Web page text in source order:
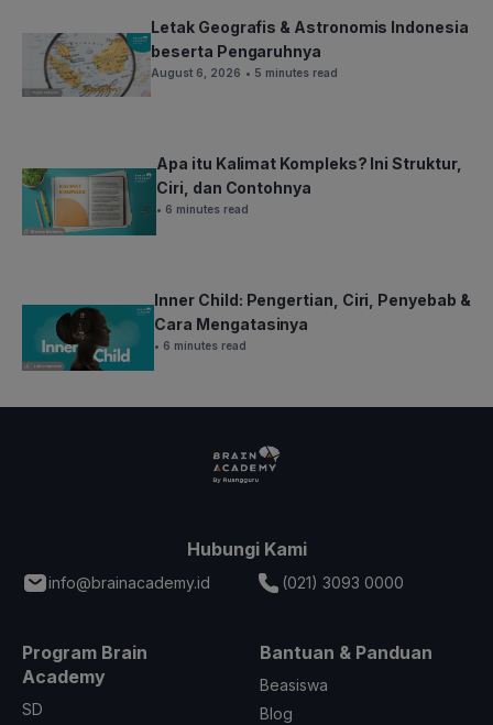
Letak Geografis & Astronomis Indonesia
beserta Pengaruhnya
August 6, 2026 • 5 minutes read
Apa itu Kalimat Kompleks? Ini Struktur,
Ciri, dan Contohnya
• 6 minutes read
Inner Child: Pengertian, Ciri, Penyebab &
Cara Mengatasinya
• 6 minutes read
Hubungi Kami
info@brainacademy.id (021) 3093 0000
Program Brain
Academy
SD
Bantuan & Panduan
Beasiswa
Blog